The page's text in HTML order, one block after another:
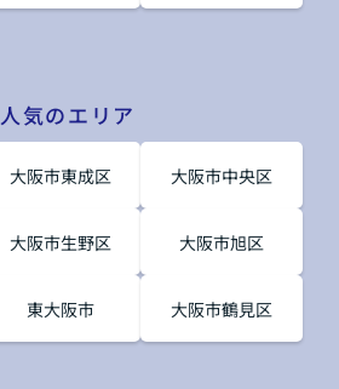
人気のエリア
大阪市東成区 大阪市中央区
大阪市生野区 大阪市旭区
東大阪市 大阪市鶴見区